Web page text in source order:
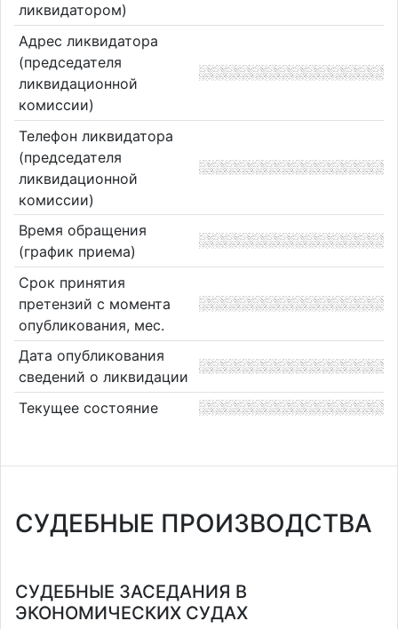
ликвидатором)
Адрес ликвидатора
(председателя
ликвидационной
комиссии)
Телефон ликвидатора
(председателя
ликвидационной
комиссии)
Время обращения
(график приема)
Срок принятия
претензий с момента
опубликования, мес.
Дата опубликования
сведений о ликвидации
Текущее состояние
СУДЕБНЫЕ ПРОИЗВОДСТВА
СУДЕБНЫЕ ЗАСЕДАНИЯ В
ЭКОНОМИЧЕСКИХ СУДАХ